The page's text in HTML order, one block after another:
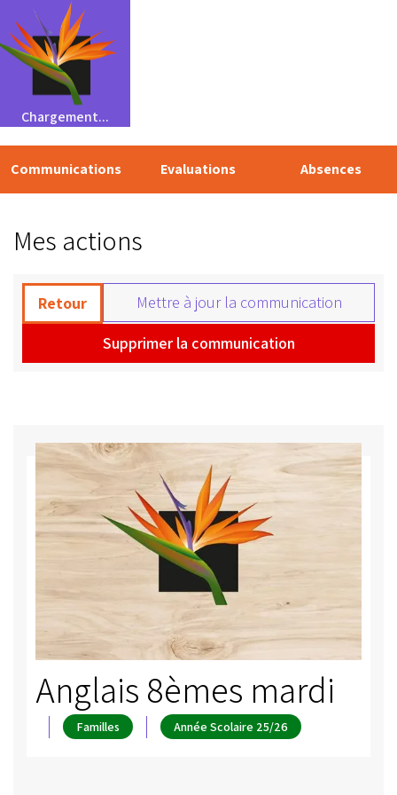
Chargement...
Communications Evaluations Absences
Mes actions
Retour
Mettre à jour la communication
Supprimer la communication
Anglais 8èmes mardi
Familles Année Scolaire 25/26